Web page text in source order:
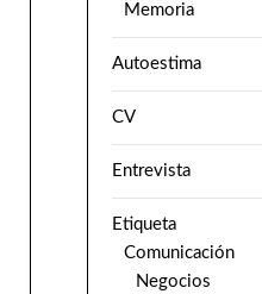
Memoria
Autoestima
CV
Entrevista
Etiqueta
Comunicación
Negocios